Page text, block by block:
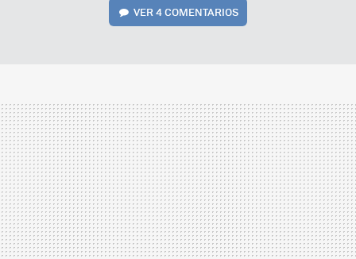
VER4 COMENTARIOS